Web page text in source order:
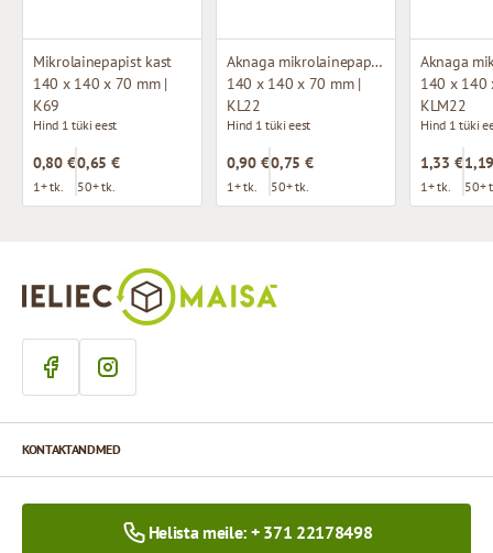
Mikrolainepapist kast
140 x 140 x 70 mm |
K69
Hind 1 tüki eest
0,80 €
1+ tk.
0,65 €
50+ tk.
Aknaga mikrolainepappkarp
140 x 140 x 70 mm |
KL22
Hind 1 tüki eest
0,90 €
1+ tk.
0,75 €
50+ tk.
140 x 140
KLM22
Hind 1 tüki
1,33 €
1+ tk. 50+
KONTAKTANDMED
Helista meile: + 371 22178498